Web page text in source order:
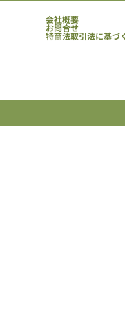
会社概要
お問合せ
特商法取引法に基づ